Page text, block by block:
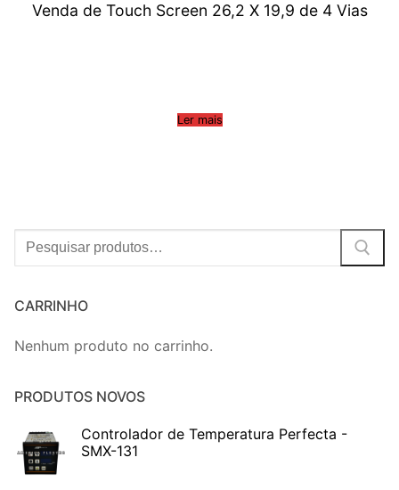
Venda de Touch Screen 26,2 X 19,9 de 4 Vias
Ler mais
Procurar:
CARRINHO
Nenhum produto no carrinho.
PRODUTOS NOVOS
Controlador de Temperatura Perfecta -
SMX-131